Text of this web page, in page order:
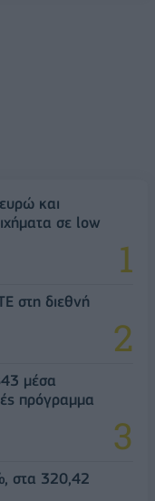
και
σε low
στη διεθνή
μέσα
πρόγραμμα
στα 320,42